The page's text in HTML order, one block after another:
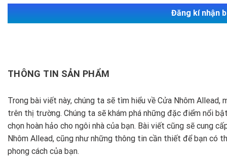
Đăng kí nhận
THÔNG TIN SẢN PHẨM
Trong bài viết này, chúng ta sẽ tìm hiểu về Cửa Nhôm
trên thị trường. Chúng ta sẽ khám phá những đặc điểm nổi
chọn hoàn hảo cho ngôi nhà của bạn. Bài viết cũng sẽ cung
Nhôm Allead, cũng như những thông tin cần thiết để bạn có
phong cách của bạn.